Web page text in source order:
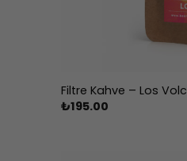
Filtre Kahve – Los
₺195.00